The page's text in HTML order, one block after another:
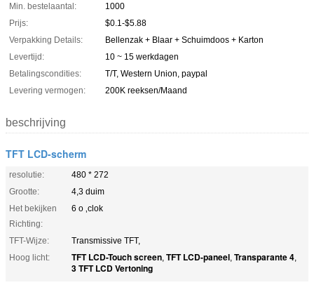
Min. bestelaantal:
1000
Prijs:
$0.1-$5.88
Verpakking Details:
Bellenzak + Blaar + Schuimdoos + Karton
Levertijd:
10 ~ 15 werkdagen
Betalingscondities:
T/T, Western Union, paypal
Levering vermogen:
200K reeksen/Maand
beschrijving
TFT LCD-scherm
resolutie:
480 * 272
Grootte:
4,3 duim
Het bekijken
Richting:
6 o ‚clok
TFT-Wijze:
Transmissive TFT,
Hoog licht:
TFT LCD-Touch screen, TFT LCD-paneel, Transparante 4,
3 TFT LCD Vertoning